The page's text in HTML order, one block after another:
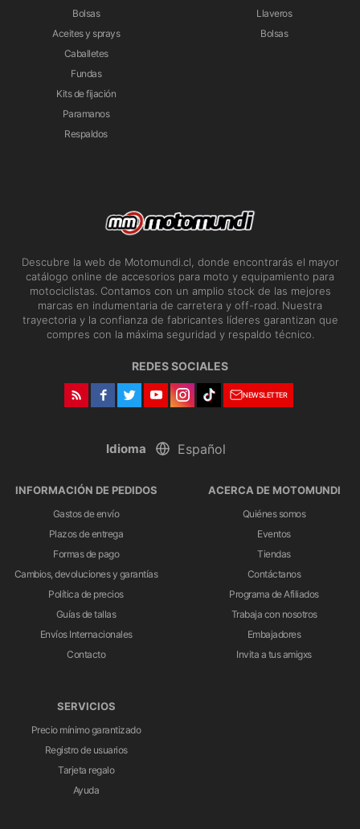
Bolsas
Aceites y sprays
Caballetes
Fundas
Kits de fijación
Paramanos
Respaldos
Llaveros
Bolsas
Descubre la web de Motomundi.cl, donde encontrarás el mayor
catálogo online de accesorios para moto y equipamiento para
motociclistas. Contamos con un amplio stock de las mejores
marcas en indumentaria de carretera y off-road. Nuestra
trayectoria y la confianza de fabricantes líderes garantizan que
compres con la máxima seguridad y respaldo técnico.
REDES SOCIALES
NEWSLETTER
Idioma
INFORMACIÓN DE PEDIDOS
Gastos de envío
Plazos de entrega
Formas de pago
Cambios, devoluciones y garantías
Política de precios
Guías de tallas
Envíos Internacionales
Contacto
ACERCA DE MOTOMUNDI
Quiénes somos
Eventos
Tiendas
Contáctanos
Programa de Afiliados
Trabaja con nosotros
Embajadores
Invita a tus amigxs
SERVICIOS
Precio mínimo garantizado
Registro de usuarios
Tarjeta regalo
Ayuda